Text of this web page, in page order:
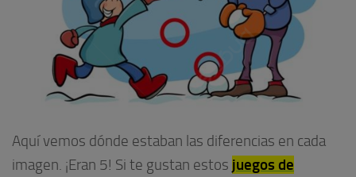
Aquí vemos dónde estaban las diferencias en cada
imagen. ¡Eran 5! Si te gustan estos juegos de